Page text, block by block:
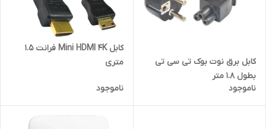
کابل برق نوت بوک تی سی تی
بطول 1.8 متر
ناموجود
کابل Mini HDMI 4K فرانت 1.5
متری
ناموجود